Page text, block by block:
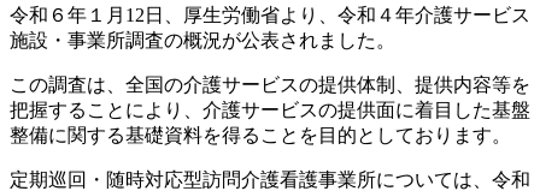
令和６年１月12日、厚生労働省より、令和４年介護サービス
施設・事業所調査の概況が公表されました。
この調査は、全国の介護サービスの提供体制、提供内容等を
把握することにより、介護サービスの提供面に着目した基盤
整備に関する基礎資料を得ることを目的としております。
定期巡回・随時対応型訪問介護看護事業所については、令和